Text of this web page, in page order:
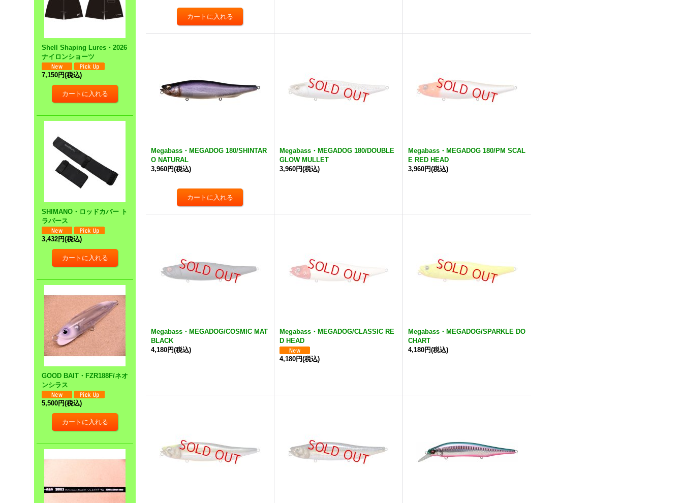
Shell Shaping Lures・2026
ナイロンショーツ
7,150円(税込)
SHIMANO・ロッドカバー ト
ラバース
3,432円(税込)
GOOD BAIT・FZR188F/ネオ
ンシラス
5,500円(税込)
Megabass・MEGADOG 180/SHINTAR
O NATURAL
3,960円(税込)
Megabass・MEGADOG 180/DOUBLE
GLOW MULLET
3,960円(税込)
Megabass・MEGADOG 180/PM SCAL
E RED HEAD
3,960円(税込)
Megabass・MEGADOG/COSMIC MAT
BLACK
4,180円(税込)
Megabass・MEGADOG/CLASSIC RE
D HEAD
4,180円(税込)
Megabass・MEGADOG/SPARKLE DO
CHART
4,180円(税込)